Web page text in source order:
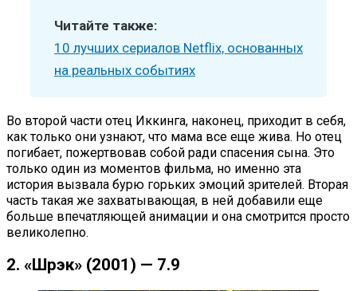
Читайте также:
10 лучших сериалов Netflix, основанных
на реальных событиях
Во второй части отец Иккинга, наконец, приходит в себя,
как только они узнают, что мама все еще жива. Но отец
погибает, пожертвовав собой ради спасения сына. Это
только один из моментов фильма, но именно эта
история вызвала бурю горьких эмоций зрителей. Вторая
часть такая же захватывающая, в ней добавили еще
больше впечатляющей анимации и она смотрится просто
великолепно.
2. «Шрэк» (2001) — 7.9